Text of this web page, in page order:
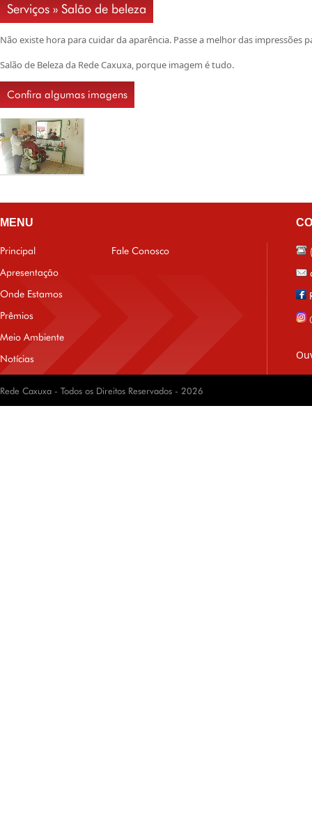
Serviços » Salão de beleza
Não existe hora para cuidar da aparência. Passe a melhor das impressões
Salão de Beleza da Rede Caxuxa, porque imagem é tudo.
Confira algumas imagens
MENU
Principal
Apresentação
Onde Estamos
Prêmios
Meio Ambiente
Notícias
Fale Conosco
Rede Caxuxa - Todos os Direitos Reservados - 2026